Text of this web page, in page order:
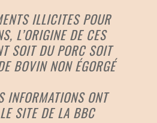
ILLICITES POUR
L’ORIGINE DE CES
SOIT DU PORC SOIT
BOVIN NON ÉGORGÉ
INFORMATIONS ONT
SITE DE LA BBC